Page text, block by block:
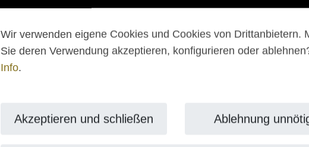
Wir verwenden eigene Cookies und Cookies von Drittanbietern.
Sie deren Verwendung akzeptieren, konfigurieren oder
Info.
Akzeptieren und schließen Ablehnung